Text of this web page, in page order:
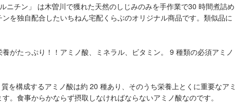
ニチン」 は木曽川で獲れた天然のしじみのみを手作業で30 時間煮詰め
を独自配合したいちねん宅配くらぶのオリジナル商品です。類似品に
がたっぷり！！アミノ酸、ミネラル、ビタミン。 9 種類の必須アミノ
を構成するアミノ酸は約 20 種あり、そのうち栄養上とくに重要なアミ
。食事からかならず摂取しなければならないアミノ酸なのです。